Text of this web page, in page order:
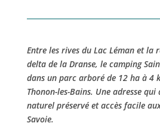
Entre les rives du Lac Léman et la
delta de la Dranse, le camping
dans un parc arboré de 12 ha à 4
Thonon-les-Bains. Une adresse
naturel préservé et accès facile
Savoie.